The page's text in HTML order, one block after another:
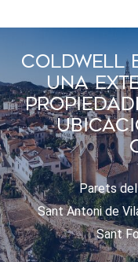
Coldwell
Una
Parets
Sant Antoni de
Sant